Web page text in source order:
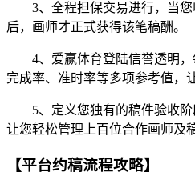
3、全程担保交易进行，当您
后，画师才正式获得该笔稿酬。
4、爱赢体育登陆信誉透明，
完成率、准时率等多项参考值，
5、定义您独有的稿件验收阶
让您轻松管理上百位合作画师及
【平台约稿流程攻略】